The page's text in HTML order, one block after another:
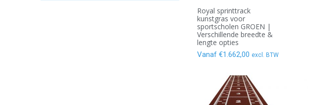
Royal sprinttrack
kunstgras voor
sportscholen GROEN |
Verschillende breedte &
lengte opties
Vanaf €1.662,00 excl. BTW